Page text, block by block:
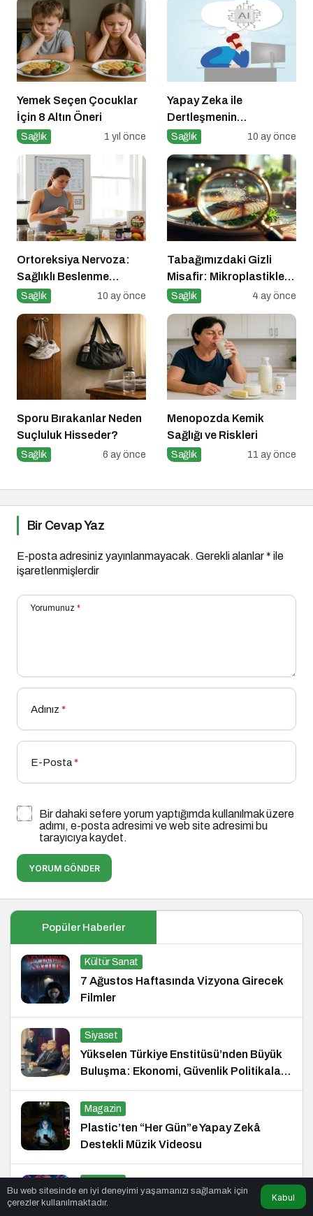
Yemek Seçen Çocuklar
İçin 8 Altın Öneri
Sağlık 1 yıl önce
Yapay Zeka ile
Dertleşmenin
Görünmeyen Tehlikeleri!
Sağlık 10 ay önce
Ortoreksiya Nervoza:
Sağlıklı Beslenme
Takıntısı
Sağlık 10 ay önce
Tabağımızdaki Gizli
Misafir: Mikroplastikler
ve Bedenimizdeki Sessiz
Sağlık 4 ay önce
Sporu Bırakanlar Neden
Suçluluk Hisseder?
Sağlık 6 ay önce
Menopozda Kemik
Sağlığı ve Riskleri
Sağlık 11 ay önce
Bir Cevap Yaz
E-posta adresiniz yayınlanmayacak. Gerekli alanlar* ile
işaretlenmişlerdir
Yorumunuz *
Adınız *
E-Posta*
Bir dahaki sefere yorum yaptığımda kullanılmak üzere
adımı, e-posta adresimi ve web site adresimi bu
tarayıcıya kaydet.
YORUM GÖNDER
Popüler Haberler
Kültür Sanat
7 Ağustos Haftasında Vizyona Girecek
Filmler
Siyaset
Yükselen Türkiye Enstitüsü’nden Büyük
Buluşma: Ekonomi, Güvenlik Politikaları
ve Hukuk Konferansı
Magazin
Plastic’ten “Her Gün”e Yapay Zekâ
Destekli Müzik Videosu
Avrupa’da ve Türkiye’de Yükselen Trend:
Bu web sitesinde en iyi deneyimi yaşamanızı sağlamak için
çerezler kullanılmaktadır.
Kabul